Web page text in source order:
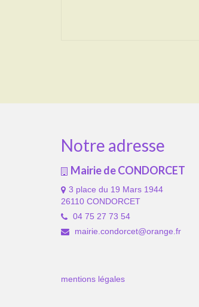
Notre adresse
Mairie de CONDORCET
3 place du 19 Mars 1944
26110 CONDORCET
04 75 27 73 54
mairie.condorcet@orange.fr
mentions légales